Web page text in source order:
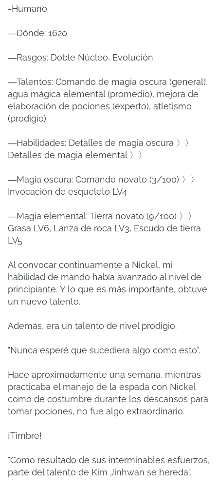
-Humano
―Dónde: 1620
―Rasgos: Doble Núcleo, Evolución
―Talentos: Comando de magia oscura (general),
agua mágica elemental (promedio), mejora de
elaboración de pociones (experto), atletismo
(prodigio)
―Habilidades: Detalles de magia oscura 〉〉
Detalles de magia elemental 〉〉
―Magia oscura: Comando novato (3/100) 〉〉
Invocación de esqueleto LV4
―Magia elemental: Tierra novato (9/100) 〉〉
Grasa LV6, Lanza de roca LV3, Escudo de tierra
LV5
Al convocar continuamente a Nickel, mi
habilidad de mando había avanzado al nivel de
principiante. Y lo que es más importante, obtuve
un nuevo talento.
Además, era un talento de nivel prodigio.
"Nunca esperé que sucediera algo como esto".
Hace aproximadamente una semana, mientras
practicaba el manejo de la espada con Nickel
como de costumbre durante los descansos para
tomar pociones, no fue algo extraordinario.
¡Timbre!
"Como resultado de sus interminables esfuerzos,
parte del talento de Kim Jinhwan se hereda".